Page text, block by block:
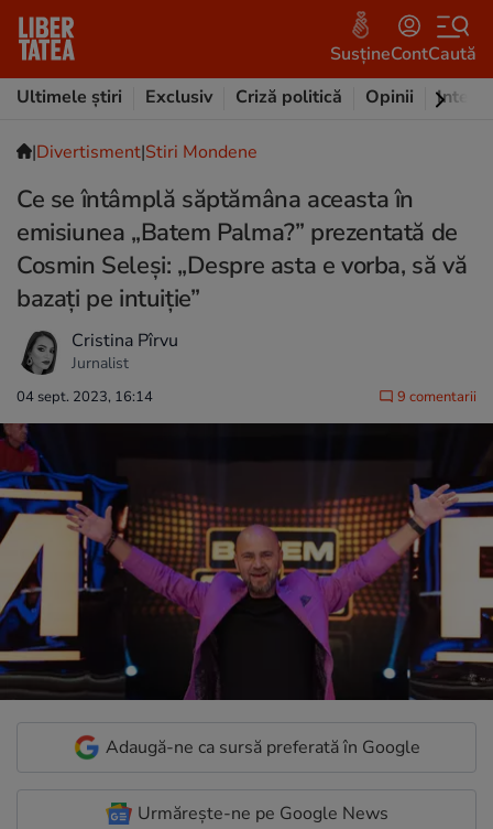
SusțineContCaută
Ultimele știri
Exclusiv Criză politică Opinii
|Divertisment|Stiri Mondene
Ce se întâmplă săptămâna aceasta în
emisiunea „Batem Palma?” prezentată de
Cosmin Seleși: „Despre asta e vorba, să vă
bazați pe intuiție”
Cristina Pîrvu
Jurnalist
04 sept. 2023, 16:14 9 comentarii
Adaugă-ne ca sursă preferată în Google
Urmărește-ne pe Google News